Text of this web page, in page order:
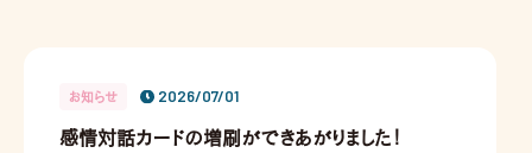
お知らせ 2026/07/01
感情対話カードの増刷ができあがりました！